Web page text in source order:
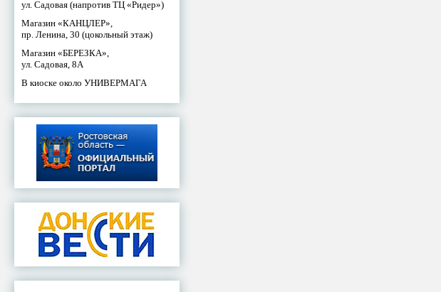
ул. Садовая (напротив ТЦ «Ридер»)
Магазин «КАНЦЛЕР»,
пр. Ленина, 30 (цокольный этаж)
Магазин «БЕРЕЗКА»,
ул. Садовая, 8А
В киоске около УНИВЕРМАГА